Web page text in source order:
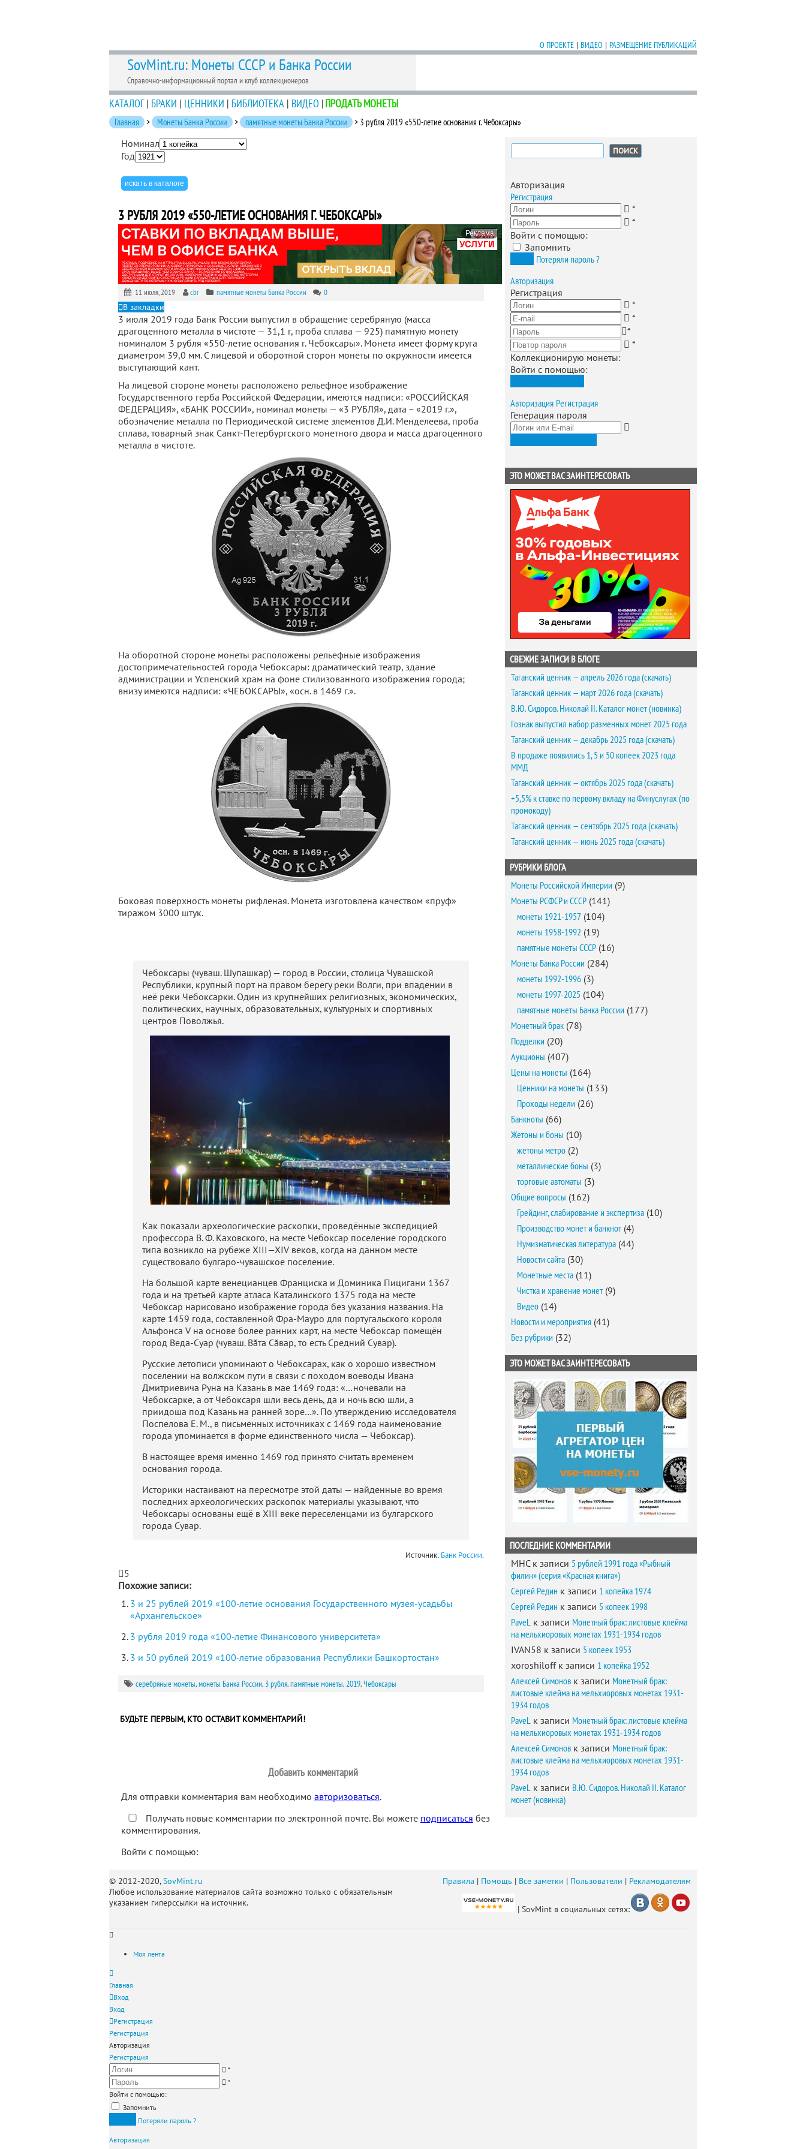
О ПРОЕКТЕ | ВИДЕО | РАЗМЕЩЕНИЕ ПУБЛИКАЦИЙ
SovMint.ru: Монеты СССР и Банка России
Справочно-информационный портал и клуб коллекционеров
КАТАЛОГ| БРАКИ | ЦЕННИКИ | БИБЛИОТЕКА | ВИДЕО |ПРОДАТЬ МОНЕТЫ
Главная > Монеты Банка России > памятные монеты Банка России > 3 рубля 2019 «550-летие основания г. Чебоксары»
Номинал
Год
3 РУБЛЯ 2019 «550-ЛЕТИЕ ОСНОВАНИЯ Г. ЧЕБОКСАРЫ»
Реклама
11 июля, 2019 cbr памятные монеты Банка России 0
В закладки
3 июля 2019 года Банк России выпустил в обращение серебряную (масса
драгоценного металла в чистоте — 31,1 г, проба сплава — 925) памятную монету
номиналом 3 рубля «550-летие основания г. Чебоксары». Монета имеет форму круга
диаметром 39,0 мм. С лицевой и оборотной сторон монеты по окружности имеется
выступающий кант.
На лицевой стороне монеты расположено рельефное изображение
Государственного герба Российской Федерации, имеются надписи: «РОССИЙСКАЯ
ФЕДЕРАЦИЯ», «БАНК РОССИИ», номинал монеты — «3 РУБЛЯ», дата − «2019 г.»,
обозначение металла по Периодической системе элементов Д.И. Менделеева, проба
сплава, товарный знак Санкт-Петербургского монетного двора и масса драгоценного
металла в чистоте.
На оборотной стороне монеты расположены рельефные изображения
достопримечательностей города Чебоксары: драматический театр, здание
администрации и Успенский храм на фоне стилизованного изображения города;
внизу имеются надписи: «ЧЕБОКСАРЫ», «осн. в 1469 г.».
Боковая поверхность монеты рифленая. Монета изготовлена качеством «пруф»
тиражом 3000 штук.
Чебоксары (чуваш. Шупашкар) — город в России, столица Чувашской
Республики, крупный порт на правом берегу реки Волги, при впадении в
неё реки Чебоксарки. Один из крупнейших религиозных, экономических,
политических, научных, образовательных, культурных и спортивных
центров Поволжья.
Как показали археологические раскопки, проведённые экспедицией
профессора В. Ф. Каховского, на месте Чебоксар поселение городского
типа возникло на рубеже XIII—XIV веков, когда на данном месте
существовало булгаро-чувашское поселение.
На большой карте венецианцев Франциска и Доминика Пицигани 1367
года и на третьей карте атласа Каталинского 1375 года на месте
Чебоксар нарисовано изображение города без указания названия. На
карте 1459 года, составленной Фра-Мауро для португальского короля
Альфонса V на основе более ранних карт, на месте Чебоксар помещён
город Веда-Суар (чуваш. Вăта Сăвар, то есть Средний Сувар).
Русские летописи упоминают о Чебоксарах, как о хорошо известном
поселении на волжском пути в связи с походом воеводы Ивана
Дмитриевича Руна на Казань в мае 1469 года: «…ночевали на
Чебоксарке, а от Чебоксаря шли весь день, да и ночь всю шли, а
приидоша под Казань на ранней зоре…». По утверждению исследователя
Поспелова Е. М., в письменных источниках с 1469 года наименование
города упоминается в форме единственного числа — Чебоксар).
В настоящее время именно 1469 год принято считать временем
основания города.
Историки настаивают на пересмотре этой даты — найденные во время
последних археологических раскопок материалы указывают, что
Чебоксары основаны ещё в XIII веке переселенцами из булгарского
города Сувар.
Источник: Банк России.
5
Похожие записи:
3 и 25 рублей 2019 «100-летие основания Государственного музея-усадьбы
«Архангельское»
3 рубля 2019 года «100-летие Финансового университета»
3 и 50 рублей 2019 «100-летие образования Республики Башкортостан»
серебряные монеты,монеты Банка России, 3 рубля,памятные монеты,2019,Чебоксары
БУДЬТЕ ПЕРВЫМ, КТО ОСТАВИТ КОММЕНТАРИЙ!
Добавить комментарий
Для отправки комментария вам необходимо авторизоваться.
Получать новые комментарии по электронной почте. Вы можете подписаться без
комментирования.
Войти с помощью:
Найти:
Авторизация
Регистрация
*
*
Войти с помощью:
Запомнить
Потеряли пароль ?
Авторизация
Регистрация
*
*
*
*
Коллекционирую монеты:
Войти с помощью:
Авторизация Регистрация
Генерация пароля
ЭТО МОЖЕТ ВАС ЗАИНТЕРЕСОВАТЬ
СВЕЖИЕ ЗАПИСИ В БЛОГЕ
Таганский ценник — апрель 2026 года (скачать)
Таганский ценник — март 2026 года (скачать)
В.Ю. Сидоров. Николай II. Каталог монет (новинка)
Гознак выпустил набор разменных монет 2025 года
Таганский ценник — декабрь 2025 года (скачать)
В продаже появились 1, 5 и 50 копеек 2023 года
ММД
Таганский ценник — октябрь 2025 года (скачать)
+5,5% к ставке по первому вкладу на Финуслугах (по
промокоду)
Таганский ценник — сентябрь 2025 года (скачать)
Таганский ценник — июнь 2025 года (скачать)
РУБРИКИ БЛОГА
Монеты Российской Империи (9)
Монеты РСФСР и СССР (141)
монеты 1921-1957 (104)
монеты 1958-1992 (19)
памятные монеты СССР (16)
Монеты Банка России (284)
монеты 1992-1996 (3)
монеты 1997-2025 (104)
памятные монеты Банка России (177)
Монетный брак (78)
Подделки (20)
Аукционы (407)
Цены на монеты (164)
Ценники на монеты (133)
Проходы недели (26)
Банкноты (66)
Жетоны и боны (10)
жетоны метро (2)
металлические боны (3)
торговые автоматы (3)
Общие вопросы (162)
Грейдинг, слабирование и экспертиза (10)
Производство монет и банкнот(4)
Нумизматическая литература (44)
Новости сайта (30)
Монетные места (11)
Чистка и хранение монет(9)
Видео (14)
Новости и мероприятия (41)
Без рубрики (32)
ЭТО МОЖЕТ ВАС ЗАИНТЕРЕСОВАТЬ
ПОСЛЕДНИЕ КОММЕНТАРИИ
MHCк записи 5 рублей 1991 года «Рыбный
филин» (серия «Красная книга»)
Сергей Редин к записи 1 копейка 1974
Сергей Редин к записи 5 копеек 1998
PaveL к записи Монетный брак: листовые клейма
на мельхиоровых монетах 1931-1934 годов
IVAN58 к записи 5 копеек 1953
xoroshiloffк записи 1 копейка 1952
Алексей Симонов к записи Монетный брак:
листовые клейма на мельхиоровых монетах 1931-
1934 годов
PaveL к записи Монетный брак: листовые клейма
на мельхиоровых монетах 1931-1934 годов
Алексей Симонов к записи Монетный брак:
листовые клейма на мельхиоровых монетах 1931-
1934 годов
PaveL к записи В.Ю. Сидоров. Николай II. Каталог
монет (новинка)
© 2012-2020,SovMint.ru
Любое использование материалов сайта возможно только с обязательным
указанием гиперссылки на источник.
Правила | Помощь | Все заметки | Пользователи | Рекламодателям
| SovMint в социальных сетях:
Моя лента
Главная
Вход
Вход
Регистрация
Регистрация
Авторизация
Регистрация
*
*
Войти с помощью:
Запомнить
Потеряли пароль ?
Авторизация